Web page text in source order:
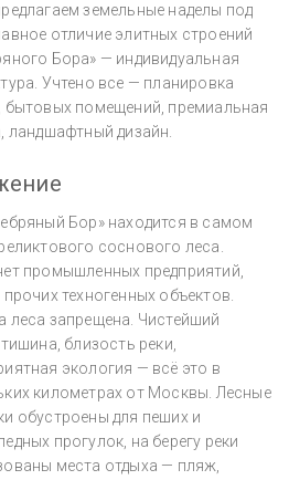
земельные наделы под
отличие элитных строений
Бора» — индивидуальная
Учтено все — планировка
бытовых помещений, премиальная
ландшафтный дизайн.
Бор» находится в самом
соснового леса.
промышленных предприятий,
техногенных объектов.
леса запрещена. Чистейший
близость реки,
экология — всё это в
километрах от Москвы. Лесные
обустроены для пеших и
прогулок, на берегу реки
места отдыха — пляж,